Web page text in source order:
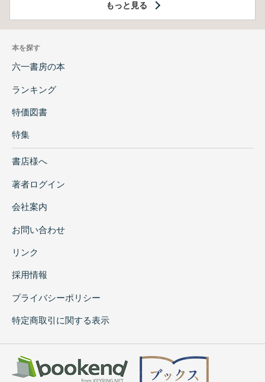
もっと見る
本を探す
六一書房の本
ランキング
特価図書
特集
書店様へ
著者ログイン
会社案内
お問い合わせ
リンク
採用情報
プライバシーポリシー
特定商取引に関する表示